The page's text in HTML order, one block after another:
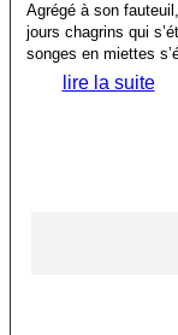
Agrégé à son
jours chagrins qui
songes en miettes
lire la suite